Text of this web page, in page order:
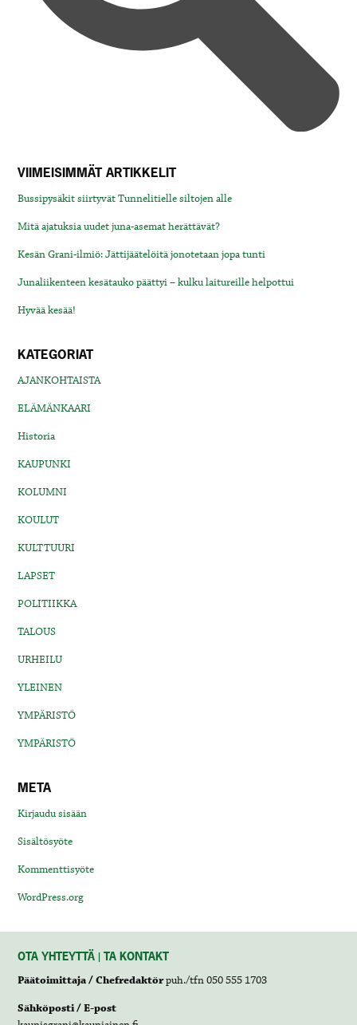
VIIMEISIMMÄT ARTIKKELIT
Bussipysäkit siirtyvät Tunnelitielle siltojen alle
Mitä ajatuksia uudet juna-asemat herättävät?
Kesän Grani-ilmiö: Jättijäätelöitä jonotetaan jopa tunti
Junaliikenteen kesätauko päättyi – kulku laitureille helpottui
Hyvää kesää!
KATEGORIAT
AJANKOHTAISTA
ELÄMÄNKAARI
Historia
KAUPUNKI
KOLUMNI
KOULUT
KULTTUURI
LAPSET
POLITIIKKA
TALOUS
URHEILU
YLEINEN
YMPÄRISTÖ
YMPÄRISTÖ
META
Kirjaudu sisään
Sisältösyöte
Kommenttisyöte
WordPress.org
OTA YHTEYTTÄ | TA KONTAKT
Päätoimittaja / Chefredaktörpuh./tfn 050 555 1703
Sähköposti / E-post